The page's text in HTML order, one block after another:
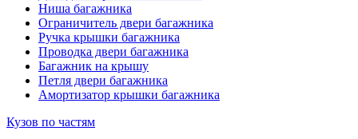
Ниша багажника
Ограничитель двери багажника
Ручка крышки багажника
Проводка двери багажника
Багажник на крышу
Петля двери багажника
Амортизатор крышки багажника
Кузов по частям